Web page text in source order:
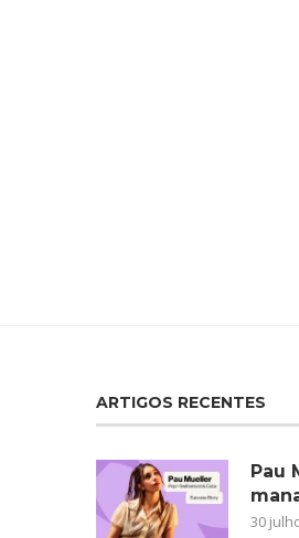
ARTIGOS RECENTES
Pau
30